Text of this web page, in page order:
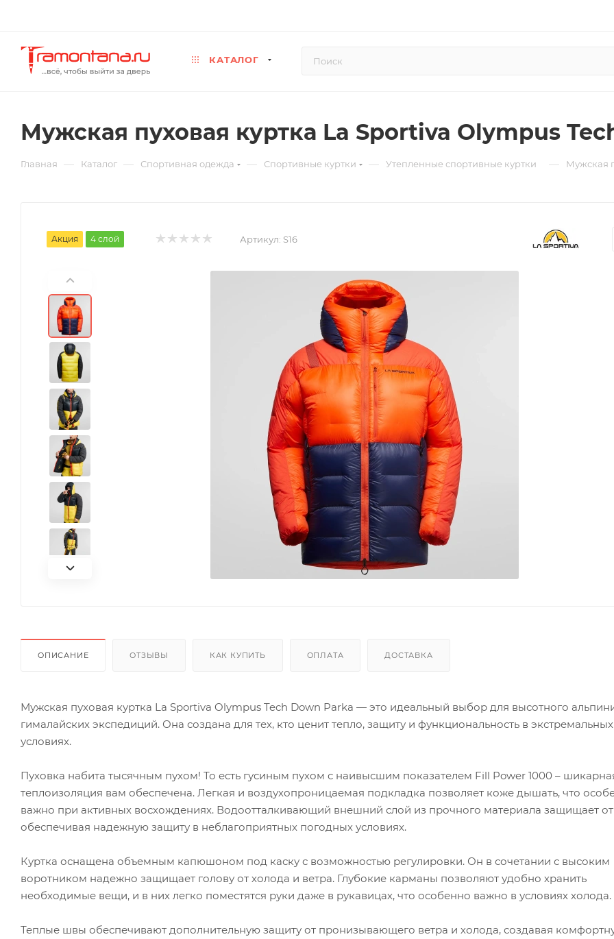
КАТАЛОГ
Мужская пуховая куртка La Sportiva Olympus
Главная — Каталог — Спортивная одежда — Спортивные куртки — Утепленные спортивные куртки — Мужская
Акция 4 слой Артикул: S16
ОПИСАНИЕ ОТЗЫВЫ КАК КУПИТЬ ОПЛАТА ДОСТАВКА
Мужская пуховая куртка La Sportiva Olympus Tech Down Parka — это идеальный выбор для высотного
гималайских экспедиций. Она создана для тех, кто ценит тепло, защиту и функциональность в экстремальных
условиях.
Пуховка набита тысячным пухом! То есть гусиным пухом с наивысшим показателем Fill Power 1000 –
теплоизоляция вам обеспечена. Легкая и воздухопроницаемая подкладка позволяет коже дышать, что
важно при активных восхождениях. Водоотталкивающий внешний слой из прочного материала защищает от
обеспечивая надежную защиту в неблагоприятных погодных условиях.
Куртка оснащена объемным капюшоном под каску с возможностью регулировки. Он в сочетании с высоким
воротником надежно защищает голову от холода и ветра. Глубокие карманы позволяют удобно хранить
необходимые вещи, и в них легко поместятся руки даже в рукавицах, что особенно важно в условиях холода.
Теплые швы обеспечивают дополнительную защиту от пронизывающего ветра и холода, создавая